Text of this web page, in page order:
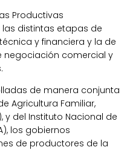
Productivas
distintas etapas de
y financiera y la de
comercial y
de manera conjunta
Agricultura Familiar,
y del Instituto Nacional de
los gobiernos
de productores de la